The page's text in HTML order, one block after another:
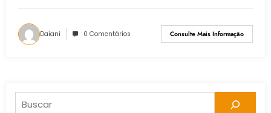
Daiani 0 Comentários Consulte Mais Informação
Pesquisar